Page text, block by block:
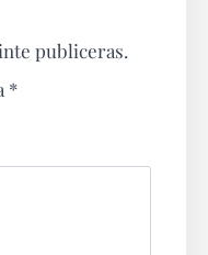
publiceras.
*